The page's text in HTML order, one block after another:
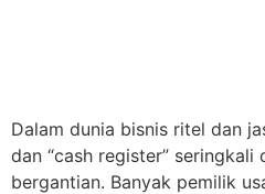
Dalam dunia bisnis ritel dan
dan “cash register” seringkali
bergantian. Banyak pemilik